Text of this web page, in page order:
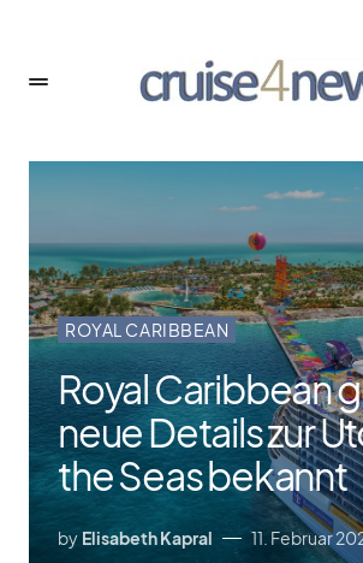
ROYAL CARIBBEAN
Royal Caribbean
neue Details zur
the Seas bekannt
by Elisabeth Kapral 11. Februar